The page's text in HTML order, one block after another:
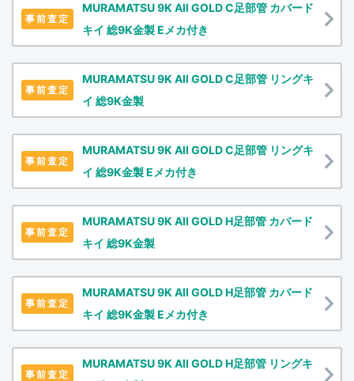
事前査定
MURAMATSU 9K All GOLD C足部管 カバード
キイ 総9K金製 Eメカ付き
事前査定
MURAMATSU 9K All GOLD C足部管 リングキ
イ 総9K金製
事前査定
MURAMATSU 9K All GOLD C足部管 リングキ
イ 総9K金製 Eメカ付き
事前査定
MURAMATSU 9K All GOLD H足部管 カバード
キイ 総9K金製
事前査定
MURAMATSU 9K All GOLD H足部管 カバード
キイ 総9K金製 Eメカ付き
事前査定
MURAMATSU 9K All GOLD H足部管 リングキ